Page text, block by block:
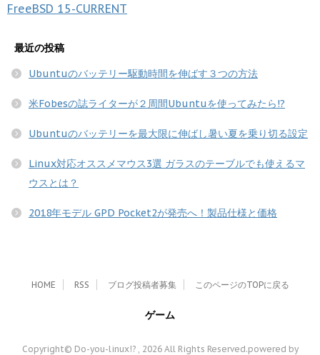
FreeBSD 15-CURRENT
最近の投稿
Ubuntuのバッテリー駆動時間を伸ばす３つの方法
米Fobesの誌ライターが２周間Ubuntuを使ってみたら!?
Ubuntuのバッテリーを最大限に伸ばし暑い夏を乗り切る設定
Linux対応オススメマウス3選 ガラスのテーブルでも使えるマ
ウスとは？
2018年モデル GPD Pocket2が発売へ！製品仕様と価格
HOME RSS ブログ投稿者募集 このページのTOPに戻る
ゲーム
Copyright© Do-you-linux!? , 2026 All Rights Reserved.powered by